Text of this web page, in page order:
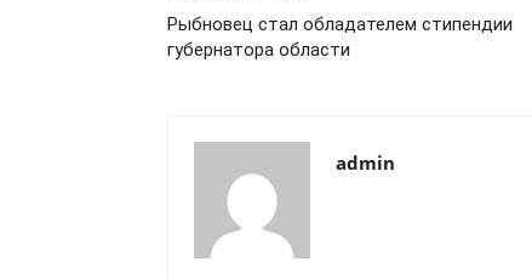
Рыбновец стал обладателем стипендии
губернатора области
admin